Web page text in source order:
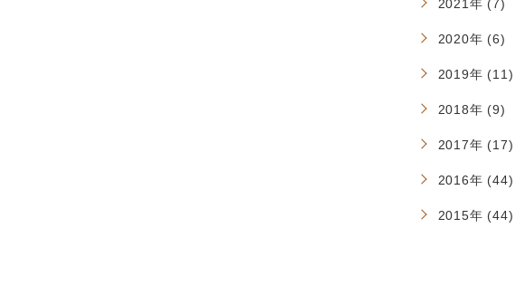
2021年 (7)
2020年 (6)
2019年 (11)
2018年 (9)
2017年 (17)
2016年 (44)
2015年 (44)